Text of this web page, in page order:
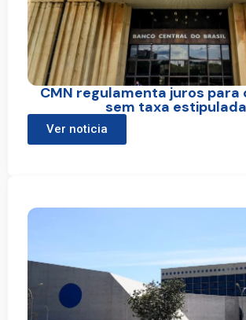
CMN regulamenta juros
sem taxa estipulada
Ver noticia